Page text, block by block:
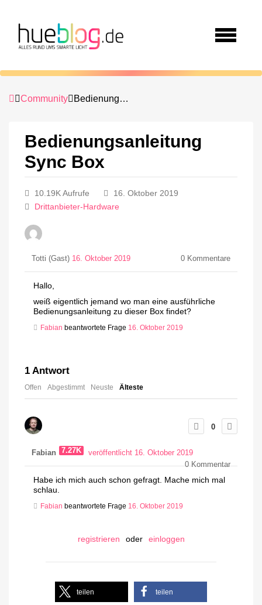
Community Bedienungsanleitung Sync Box
Bedienungsanleitung
Sync Box
10.19K Aufrufe
16. Oktober 2019
Drittanbieter-Hardware
Totti (Gast) 16. Oktober 2019 0 Kommentare
Hallo,
weiß eigentlich jemand wo man eine ausführliche
Bedienungsanleitung zu dieser Box findet?
Fabian beantwortete Frage 16. Oktober 2019
1 Antwort
Offen Abgestimmt Neuste Älteste
0
Fabian 7.27K
veröffentlicht 16. Oktober 2019
0Kommentar
Habe ich mich auch schon gefragt. Mache mich mal
schlau.
Fabian beantwortete Frage 16. Oktober 2019
registrieren oder einloggen
teilen teilen